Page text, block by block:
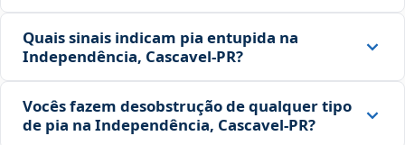
Quais sinais indicam pia entupida na
Independência, Cascavel‑PR?
Vocês fazem desobstrução de qualquer tipo
de pia na Independência, Cascavel‑PR?